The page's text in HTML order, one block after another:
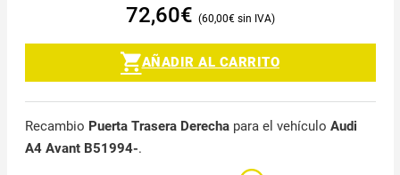
72,60€ 60,00€
AÑADIR AL CARRITO
Recambio Puerta Trasera Derechapara el vehículo Audi
A4 Avant B51994-.